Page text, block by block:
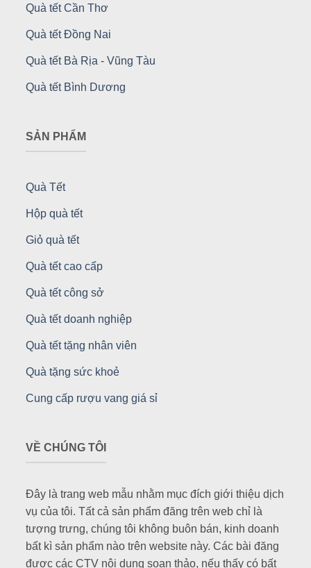
Quà tết Cần Thơ
Quà tết Đồng Nai
Quà tết Bà Rịa - Vũng Tàu
Quà tết Bình Dương
SẢN PHẨM
Quà Tết
Hộp quà tết
Giỏ quà tết
Quà tết cao cấp
Quà tết công sở
Quà tết doanh nghiệp
Quà tết tặng nhân viên
Quà tặng sức khoẻ
Cung cấp rượu vang giá sỉ
VỀ CHÚNG TÔI
Đây là trang web mẫu nhằm mục đích giới thiệu dịch
vụ của tôi. Tất cả sản phẩm đăng trên web chỉ là
tượng trưng, chúng tôi không buôn bán, kinh doanh
bất kì sản phẩm nào trên website này. Các bài đăng
được các CTV nội dung soạn thảo, nếu thấy có bất